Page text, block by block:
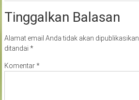
Tinggalkan Balasan
Alamat email Anda tidak akan dipublikasikan.
ditandai *
Komentar*